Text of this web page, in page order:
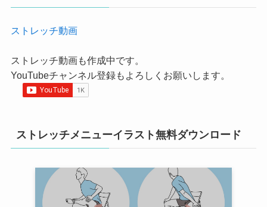
ストレッチ動画
ストレッチ動画も作成中です。
YouTubeチャンネル登録もよろしくお願いします。
ストレッチメニューイラスト無料ダウンロード